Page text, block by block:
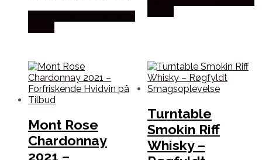
Mont Rose
Chardonnay
2021 –
Turntable
Smokin Riff
Whisky –